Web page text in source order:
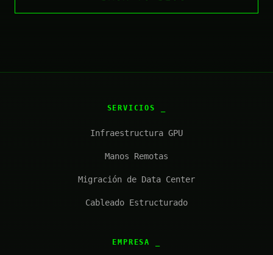
SERVICIOS
Infraestructura GPU
Manos Remotas
Migración de Data Center
Cableado Estructurado
EMPRESA